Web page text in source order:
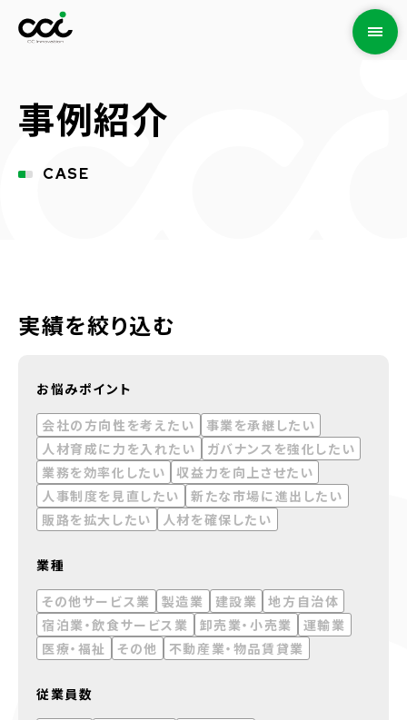
事例紹介
CASE
実績を絞り込む
お悩みポイント
会社の方向性を考えたい
事業を承継したい
人材育成に力を入れたい
ガバナンスを強化したい
業務を効率化したい
収益力を向上させたい
人事制度を見直したい
新たな市場に進出したい
販路を拡大したい
人材を確保したい
業種
その他サービス業
製造業 建設業
地方自治体
宿泊業・飲食サービス業
卸売業・小売業
運輸業
医療・福祉
その他 不動産業・物品賃貸業
従業員数